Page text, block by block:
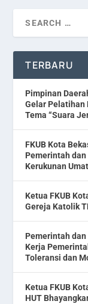
TERBARU
Pimpinan
Gelar Pelatihan
Tema “Suara
FKUB Kota
Pemerintah dan
Kerukunan
Ketua FKUB
Gereja Katolik
Pemerintah dan
Kerja
Toleransi dan
Ketua FKUB
HUT